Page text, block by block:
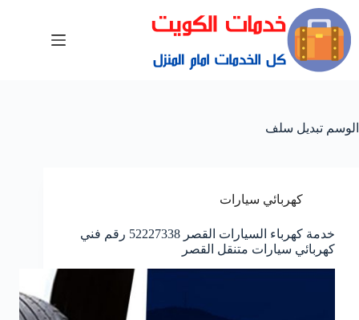
الوسم تبديل سلف
كهربائي سيارات
خدمة كهرباء السيارات القصر 52227338 رقم فني
كهربائي سيارات متنقل القصر